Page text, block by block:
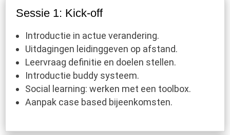
Sessie 1: Kick-off
Introductie in actue verandering.​
Uitdagingen leidinggeven op afstand.
Leervraag definitie en doelen stellen.​
Introductie buddy systeem.
Social learning: werken met een toolbox.
Aanpak case based bijeenkomsten.​